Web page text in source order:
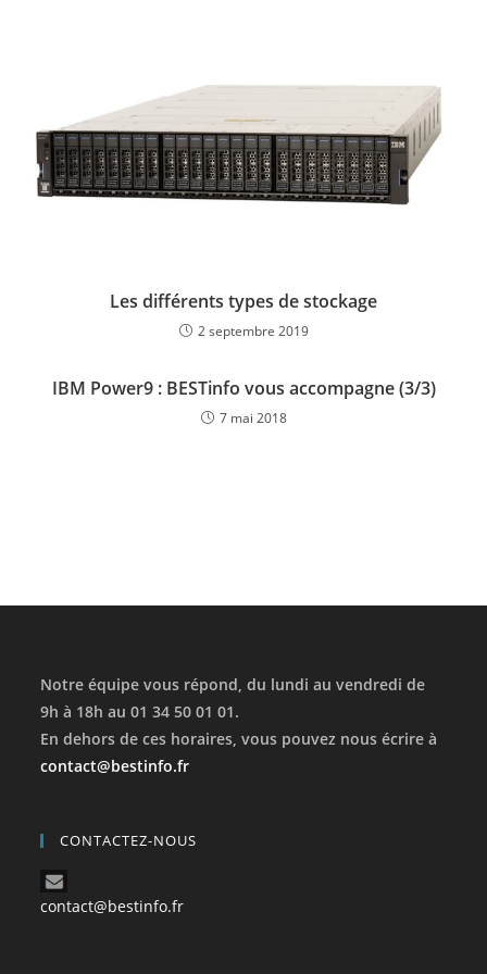
Les différents types de stockage
2 septembre 2019
IBM Power9 : BESTinfo vous accompagne (3/3)
7 mai 2018
Notre équipe vous répond, du lundi au vendredi de
9h à 18h au 01 34 50 01 01.
En dehors de ces horaires, vous pouvez nous écrire à
contact@bestinfo.fr
CONTACTEZ-NOUS
contact@bestinfo.fr